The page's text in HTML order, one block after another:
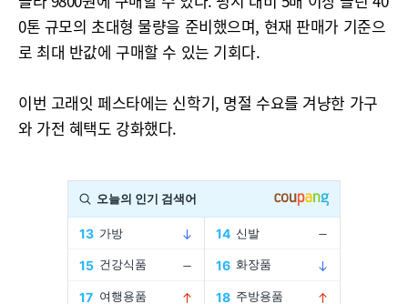
0톤 규모의 초대형 물량을 준비했으며, 현재 판매가 기준으
로 최대 반값에 구매할 수 있는 기회다.
이번 고래잇 페스타에는 신학기, 명절 수요를 겨냥한 가구
와 가전 혜택도 강화했다.